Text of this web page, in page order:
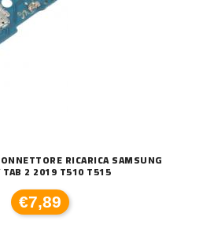
RICARICA SAMSUNG
TAB 2 2019 T510 T515
€7,89